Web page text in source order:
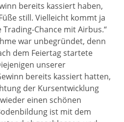
bereits kassiert haben,
still. Vielleicht kommt ja
Chance mit Airbus.“
war unbegründet, denn
dem Feiertag startete
unserer
bereits kassiert hatten,
der Kursentwicklung
einen schönen
ist mit dem